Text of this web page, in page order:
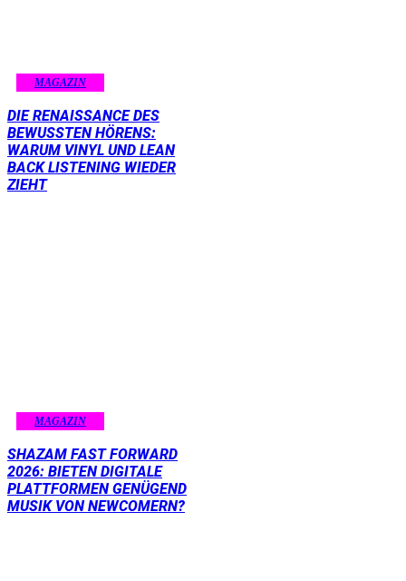
MAGAZIN
DIE RENAISSANCE DES
BEWUSSTEN HÖRENS:
WARUM VINYL UND LEAN
BACK LISTENING WIEDER
ZIEHT
MAGAZIN
SHAZAM FAST FORWARD
2026: BIETEN DIGITALE
PLATTFORMEN GENÜGEND
MUSIK VON NEWCOMERN?